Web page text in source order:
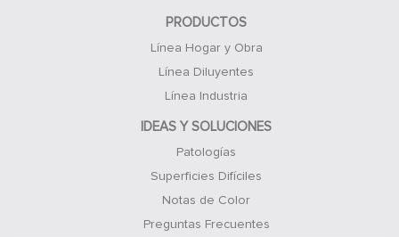
PRODUCTOS
Línea Hogar y Obra
Línea Diluyentes
Línea Industria
IDEAS Y SOLUCIONES
Patologías
Superficies Difíciles
Notas de Color
Preguntas Frecuentes